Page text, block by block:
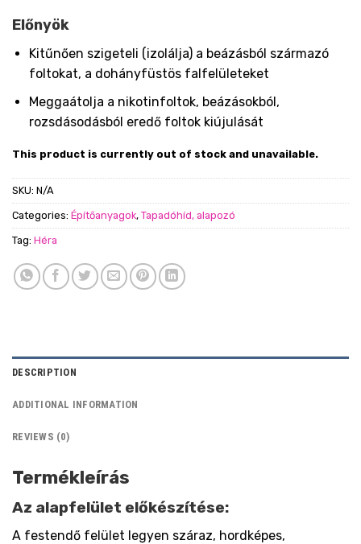
Előnyök
Kitűnően szigeteli (izolálja) a beázásból származó
foltokat, a dohányfüstös falfelületeket
Meggaátolja a nikotinfoltok, beázásokból,
rozsdásodásból eredő foltok kiújulását
This product is currently out of stock and unavailable.
SKU: N/A
Categories: Építőanyagok, Tapadóhíd, alapozó
Tag: Héra
DESCRIPTION
ADDITIONAL INFORMATION
REVIEWS (0)
Termékleírás
Az alapfelület előkészítése:
A festendő felület legyen száraz, hordképes,